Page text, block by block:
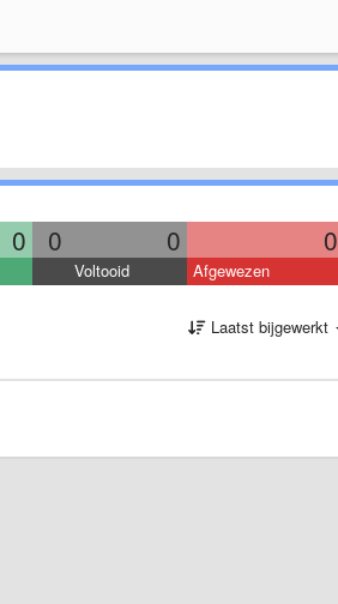
0 0 0 0
Voltooid Afgewezen
Laatst bijgewerkt